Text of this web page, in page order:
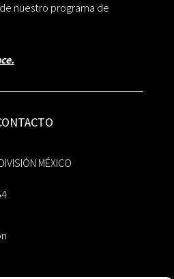
nuestro programa de
MÉXICO